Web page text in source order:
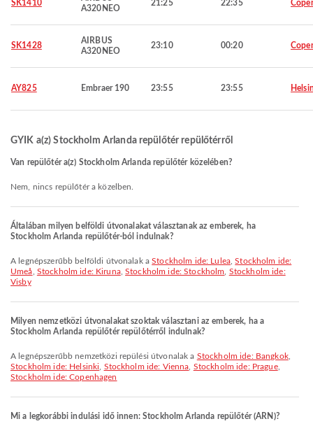
SK1410
A320NEO
21:25 22:35
SK1428
AIRBUS
A320NEO
23:10 00:20
AY825 Embraer 190 23:55 23:55
GYIK a(z) Stockholm Arlanda repülőtér repülőtérről
Van repülőtér a(z) Stockholm Arlanda repülőtér közelében?
Nem, nincs repülőtér a közelben.
Általában milyen belföldi útvonalakat választanak az emberek, ha
Stockholm Arlanda repülőtér-ból indulnak?
A legnépszerűbb belföldi útvonalak aStockholm ide: Lulea ,Stockholm ide:
Umeå Stockholm ide: Kiruna,Stockholm ide: Stockholm
Stockholm ide:
Visby
Milyen nemzetközi útvonalakat szoktak választani az emberek, ha a
Stockholm Arlanda repülőtér repülőtérről indulnak?
A legnépszerűbb nemzetközi repülési útvonalak a Stockholm ide: Bangkok,
Stockholm ide: Helsinki
Stockholm ide: Vienna Stockholm ide: Prague,
Stockholm ide: Copenhagen
Mi a legkorábbi indulási idő innen: Stockholm Arlanda repülőtér (ARN)?